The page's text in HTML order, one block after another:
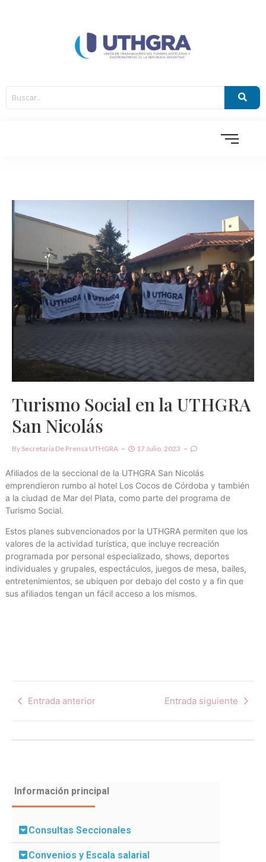
Turismo Social en la UTHGRA
San Nicolás
By Secretaria De Prensa UTHGRA 17 Julio, 2023
Afiliados de la seccional de la UTHGRA San Nicolás
emprendieron rumbo al hotel Los Cocos de Córdoba y también
a la ciudad de Mar del Plata, como parte del programa de
Turismo Social.
Estos planes subvencionados por la UTHGRA permiten que los
valores de la actividad turística, que incluye recreación
programada por personal especializado, shows, deportes
individuales y grupales, espectáculos, juegos de mesa, bailes,
entretenimientos, se ubiquen por debajo del costo y a fin que
sus afiliados tengan un fácil acceso a los mismos.
Entrada anterior Entrada siguiente
Información principal
Consultas Seccionales
Convenios y Escala salarial